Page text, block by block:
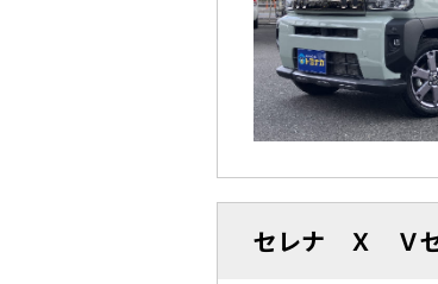
セレナ Ｘ Ｖ